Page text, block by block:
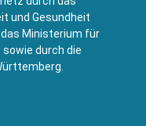
Mail)
und Gesundheit
Ministerium für
durch die